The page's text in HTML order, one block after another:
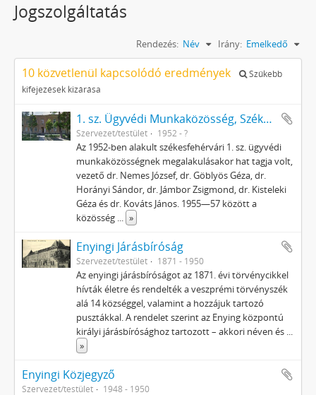
Jogszolgáltatás
Rendezés: Név Irány: Emelkedő
10 közvetlenül kapcsolódó eredmények
Szűkebb
kifejezések kizárása
1. sz. Ügyvédi Munkaközösség, Székesfehérvár
Szervezet/testület 1952 - ?
Az 1952-ben alakult székesfehérvári 1. sz. ügyvédi
munkaközösségnek megalakulásakor hat tagja volt,
vezető dr. Nemes József, dr. Göblyös Géza, dr.
Horányi Sándor, dr. Jámbor Zsigmond, dr. Kisteleki
Géza és dr. Kováts János. 1955—57 között a
közösség ... »
Enyingi Járásbíróság
Szervezet/testület 1871 - 1950
Az enyingi járásbíróságot az 1871. évi törvénycikkel
hívták életre és rendelték a veszprémi törvényszék
alá 14 községgel, valamint a hozzájuk tartozó
pusztákkal. A rendelet szerint az Enying központú
királyi járásbírósághoz tartozott – akkori néven és ...
»
Enyingi Közjegyző
Szervezet/testület 1948 - 1950